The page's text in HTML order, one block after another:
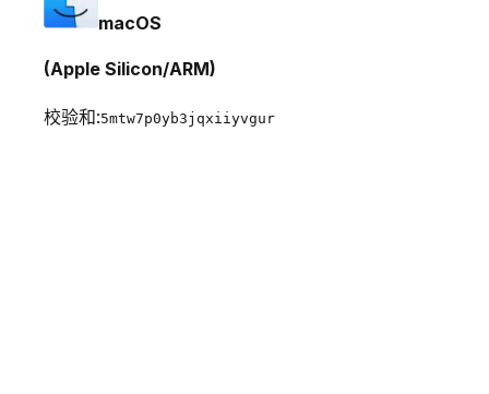
macOS
(Apple Silicon/ARM)
校验和:5mtw7p0yb3jqxiiyvgur